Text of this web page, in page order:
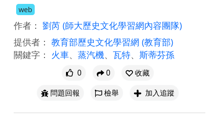
web
作者： 劉芮 (師大歷史文化學習網內容團隊)
提供者： 教育部歷史文化學習網 (教育部)
關鍵字：
火車、 蒸汽機、 瓦特、 斯蒂芬孫
0 0
收藏
問題回報
檢舉 加入追蹤